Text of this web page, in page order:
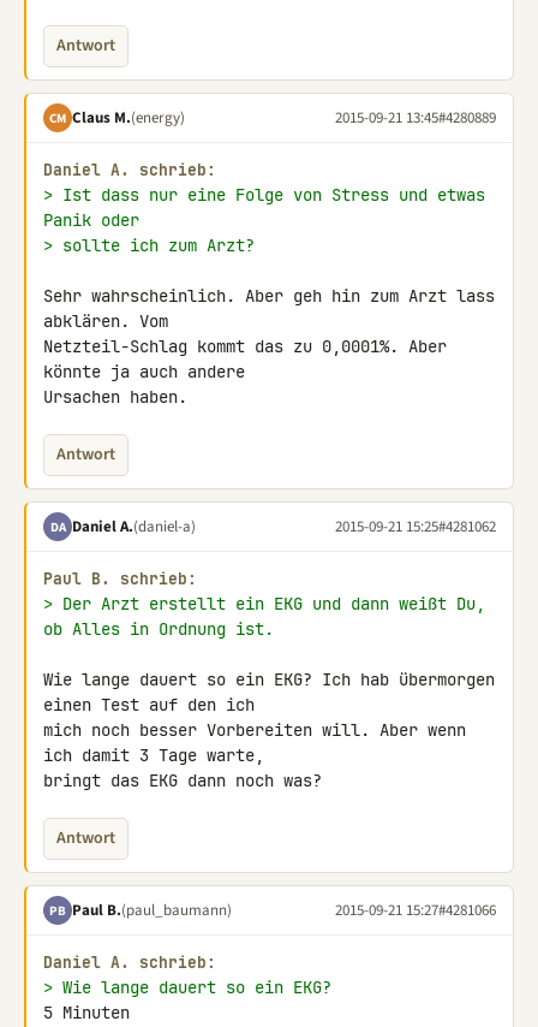
Antwort
CM Claus M.(energy) 2015-09-21 13:45#4280889
Daniel A. schrieb:
> Ist dass nur eine Folge von Stress und etwas
Panik oder
> sollte ich zum Arzt?
Sehr wahrscheinlich. Aber geh hin zum Arzt lass
abklären. Vom
Netzteil-Schlag kommt das zu 0,0001%. Aber
könnte ja auch andere
Ursachen haben.
Antwort
DA Daniel A.(daniel-a) 2015-09-21 15:25#4281062
Paul B. schrieb:
> Der Arzt erstellt ein EKG und dann weißt Du,
ob Alles in Ordnung ist.
Wie lange dauert so ein EKG? Ich hab übermorgen
einen Test auf den ich
mich noch besser Vorbereiten will. Aber wenn
ich damit 3 Tage warte,
bringt das EKG dann noch was?
Antwort
PB Paul B.(paul_baumann) 2015-09-21 15:27#4281066
Daniel A. schrieb:
> Wie lange dauert so ein EKG?